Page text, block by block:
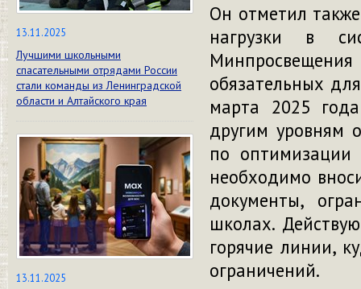
13.11.2025
Лучшими школьными
спасательными отрядами России
стали команды из Ленинградской
области и Алтайского края
13.11.2025
Он отметил
нагрузки в
обязательных
марта 2025
другим уровням
по оптимизации
необходимо
документы,
школах.
горячие линии,
ограничений.